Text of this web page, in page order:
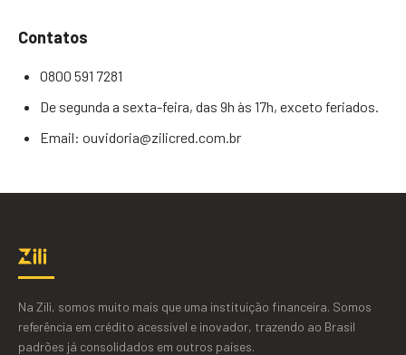
Contatos
0800 591 7281
De segunda a sexta-feira, das 9h às 17h, exceto feriados.
Email: ouvidoria@zilicred.com.br
Na Zili, somos muito mais que uma instituição financeira. Somos
referência em crédito acessível e inovador, trazendo ao Brasil
padrões já consolidados em outros países.